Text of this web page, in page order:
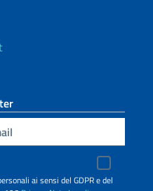
ai sensi del GDPR e del